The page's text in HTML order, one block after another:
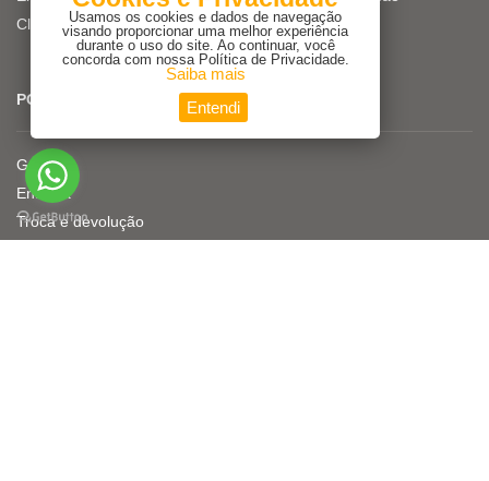
Clientes
POLÍTICAS
Garantia
Entrega
Troca e devolução
Usamos os cookies e dados de navegação
visando proporcionar uma melhor experiência
durante o uso do site. Ao continuar, você
concorda com nossa Política de Privacidade.
Saiba mais
Entendi